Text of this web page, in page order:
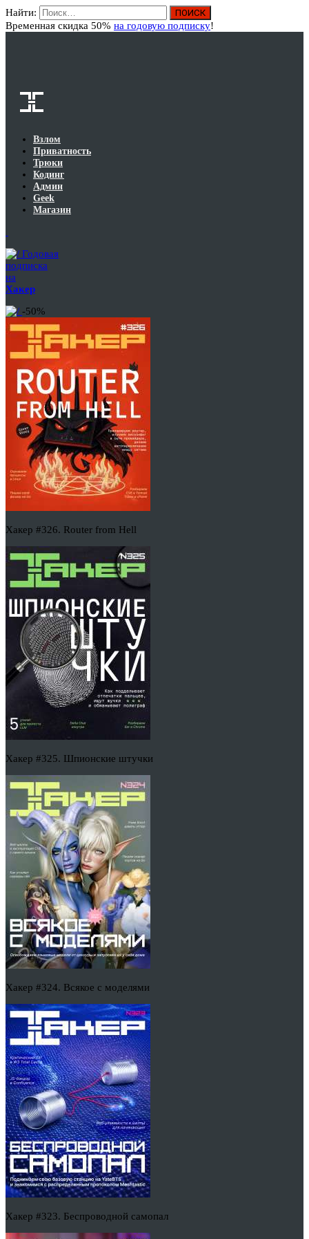
Найти:
Временная скидка 50% на годовую подписку!
Взлом
Приватность
Трюки
Кодинг
Админ
Geek
Магазин
Годовая
подписка
на
Хакер
-50%
Хакер #326. Router from Hell
Хакер #325. Шпионские штучки
Хакер #324. Всякое с моделями
Хакер #323. Беспроводной самопал